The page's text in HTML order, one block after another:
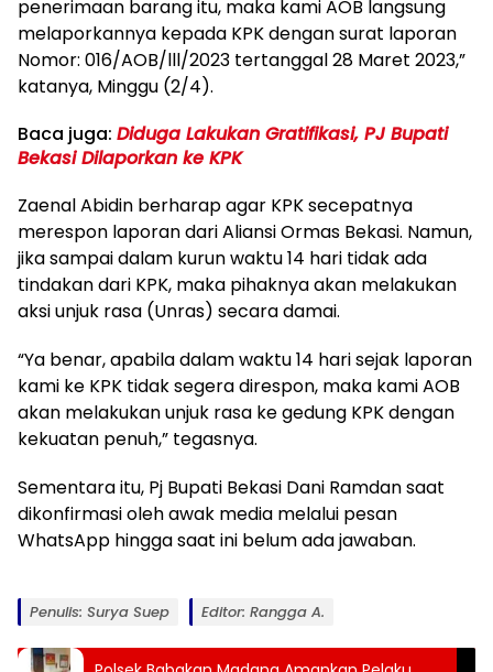
penerimaan barang itu, maka kami AOB langsung
melaporkannya kepada KPK dengan surat laporan
Nomor: 016/AOB/lll/2023 tertanggal 28 Maret 2023,”
katanya, Minggu (2/4).
Baca juga: Diduga Lakukan Gratifikasi, PJ Bupati
Bekasi Dilaporkan ke KPK
Zaenal Abidin berharap agar KPK secepatnya
merespon laporan dari Aliansi Ormas Bekasi. Namun,
jika sampai dalam kurun waktu 14 hari tidak ada
tindakan dari KPK, maka pihaknya akan melakukan
aksi unjuk rasa (Unras) secara damai.
“Ya benar, apabila dalam waktu 14 hari sejak laporan
kami ke KPK tidak segera direspon, maka kami AOB
akan melakukan unjuk rasa ke gedung KPK dengan
kekuatan penuh,” tegasnya.
Sementara itu, Pj Bupati Bekasi Dani Ramdan saat
dikonfirmasi oleh awak media melalui pesan
WhatsApp hingga saat ini belum ada jawaban.
Penulis: Surya Suep Editor: Rangga A.